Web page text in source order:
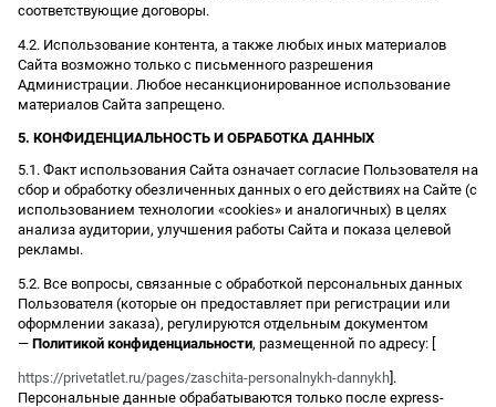
соответствующие договоры.
4.2. Использование контента, а также любых иных материалов
Сайта возможно только с письменного разрешения
Администрации. Любое несанкционированное использование
материалов Сайта запрещено.
5. КОНФИДЕНЦИАЛЬНОСТЬ И ОБРАБОТКА ДАННЫХ
5.1. Факт использования Сайта означает согласие Пользователя на
сбор и обработку обезличенных данных о его действиях на Сайте (с
использованием технологии «cookies» и аналогичных) в целях
анализа аудитории, улучшения работы Сайта и показа целевой
рекламы.
5.2. Все вопросы, связанные с обработкой персональных данных
Пользователя (которые он предоставляет при регистрации или
оформлении заказа), регулируются отдельным документом
— Политикой конфиденциальности, размещенной по адресу: [
https://privetatlet.ru/pages/zaschita-personalnykh-dannykh ].
Персональные данные обрабатываются только после express-